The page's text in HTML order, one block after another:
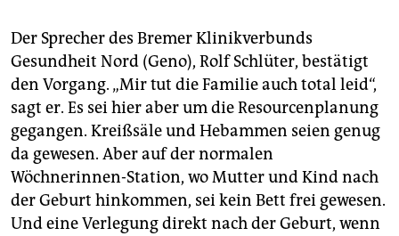
Der Sprecher des Bremer Klinikverbunds
Gesundheit Nord (Geno), Rolf Schlüter, bestätigt
den Vorgang. „Mir tut die Familie auch total leid“,
sagt er. Es sei hier aber um die Resourcenplanung
gegangen. Kreißsäle und Hebammen seien genug
da gewesen. Aber auf der normalen
Wöchnerinnen-Station, wo Mutter und Kind nach
der Geburt hinkommen, sei kein Bett frei gewesen.
Und eine Verlegung direkt nach der Geburt, wenn